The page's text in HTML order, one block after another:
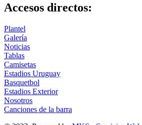
Accesos directos:
Plantel
Galería
Noticias
Tablas
Camisetas
Estadios Uruguay
Basquetbol
Estadios Exterior
Nosotros
Canciones de la barra